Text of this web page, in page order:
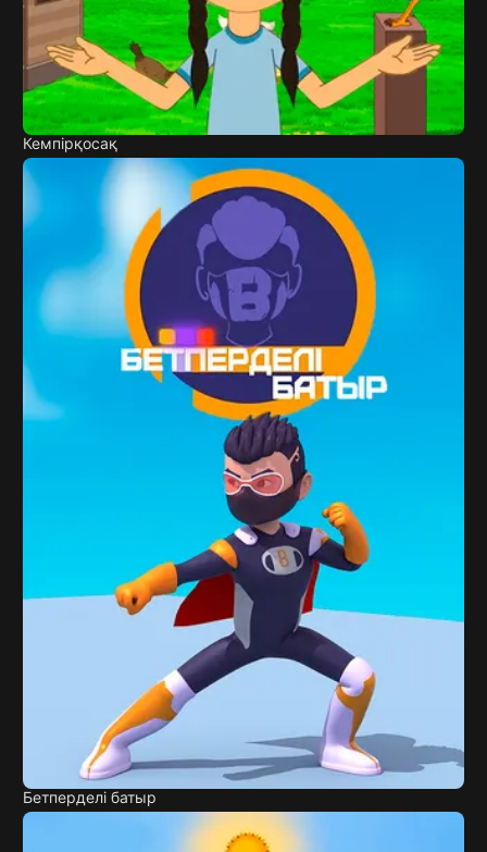
Кемпірқосақ
Бетперделі батыр